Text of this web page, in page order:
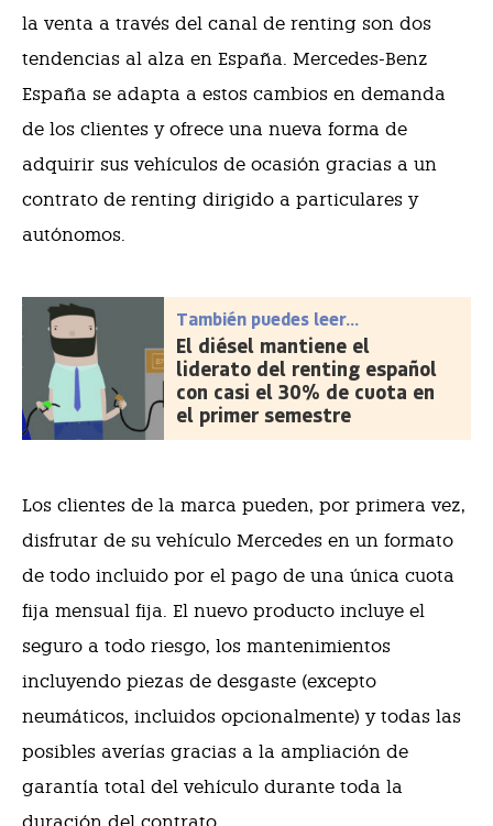
la venta a través del canal de renting son dos
tendencias al alza en España. Mercedes-Benz
España se adapta a estos cambios en demanda
de los clientes y ofrece una nueva forma de
adquirir sus vehículos de ocasión gracias a un
contrato de renting dirigido a particulares y
autónomos.
También puedes leer...
El diésel mantiene el
liderato del renting español
con casi el 30% de cuota en
el primer semestre
Los clientes de la marca pueden, por primera vez,
disfrutar de su vehículo Mercedes en un formato
de todo incluido por el pago de una única cuota
fija mensual fija. El nuevo producto incluye el
seguro a todo riesgo, los mantenimientos
incluyendo piezas de desgaste (excepto
neumáticos, incluidos opcionalmente) y todas las
posibles averías gracias a la ampliación de
garantía total del vehículo durante toda la